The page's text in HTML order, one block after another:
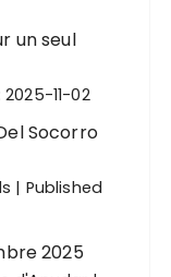
un seul
11-02
Socorro
Published
2025